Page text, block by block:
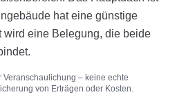
hat eine günstige
wird eine Belegung, die beide
Veranschaulichung – keine echte
von Erträgen oder Kosten.